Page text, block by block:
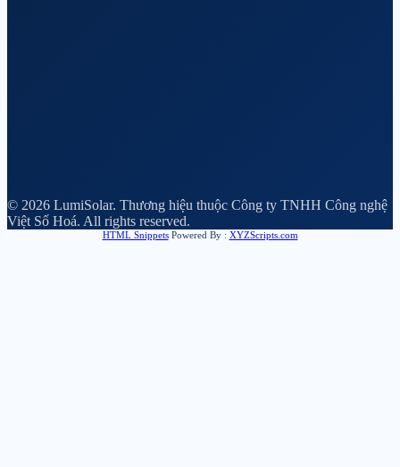
© 2026 LumiSolar. Thương hiệu thuộc Công ty TNHH Công nghệ
Việt Số Hoá. All rights reserved.
HTML SnippetsPowered By : XYZScripts.com